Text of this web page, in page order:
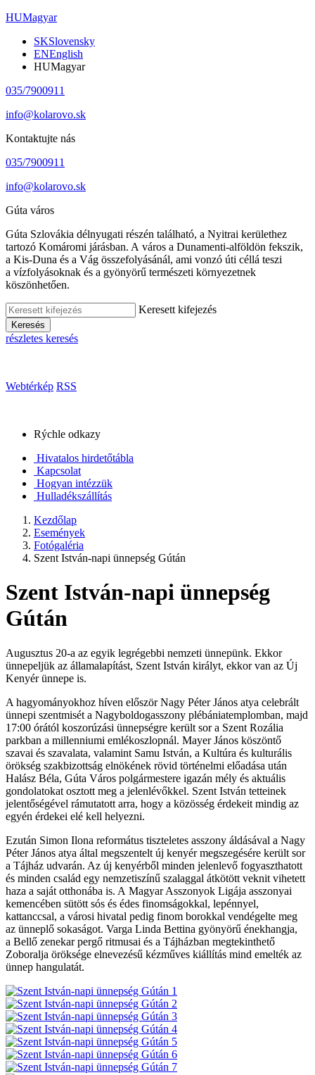
HUMagyar
SKSlovensky
ENEnglish
HUMagyar
035/7900911
info@kolarovo.sk
Kontaktujte nás
035/7900911
info@kolarovo.sk
Gúta város
Gúta Szlovákia délnyugati részén található, a Nyitrai kerülethez
tartozó Komáromi járásban. A város a Dunamenti-alföldön fekszik,
a Kis-Duna és a Vág összefolyásánál, ami vonzó úti céllá teszi
a vízfolyásoknak és a gyönyörű természeti környezetnek
köszönhetően.
Keresett kifejezés
Keresés
részletes keresés
Webtérkép RSS
Rýchle odkazy
Hivatalos hirdetőtábla
Kapcsolat
Hogyan intézzük
Hulladékszállítás
Kezdőlap
Események
Fotógaléria
Szent István-napi ünnepség Gútán
Szent István-napi ünnepség
Gútán
Augusztus 20-a az egyik legrégebbi nemzeti ünnepünk. Ekkor
ünnepeljük az államalapítást, Szent István királyt, ekkor van az Új
Kenyér ünnepe is.
A hagyományokhoz híven először Nagy Péter János atya celebrált
ünnepi szentmisét a Nagyboldogasszony plébániatemplomban, majd
17:00 órától koszorúzási ünnepségre került sor a Szent Rozália
parkban a millenniumi emlékoszlopnál. Mayer János köszöntő
szavai és szavalata, valamint Samu István, a Kultúra és kulturális
örökség szakbizottság elnökének rövid történelmi előadása után
Halász Béla, Gúta Város polgármestere igazán mély és aktuális
gondolatokat osztott meg a jelenlévőkkel. Szent István tetteinek
jelentőségével rámutatott arra, hogy a közösség érdekeit mindig az
egyén érdekei elé kell helyezni.
Ezután Simon Ilona református tiszteletes asszony áldásával a Nagy
Péter János atya által megszentelt új kenyér megszegésére került sor
a Tájház udvarán. Az új kenyérből minden jelenlevő fogyaszthatott
és minden család egy nemzetiszínű szalaggal átkötött veknit vihetett
haza a saját otthonába is. A Magyar Asszonyok Ligája asszonyai
kemencében sütött sós és édes finomságokkal, lepénnyel,
kattanccsal, a városi hivatal pedig finom borokkal vendégelte meg
az ünneplő sokaságot. Varga Linda Bettina gyönyörű énekhangja,
a Bellő zenekar pergő ritmusai és a Tájházban megtekinthető
Zoboralja öröksége elnevezésű kézműves kiállítás mind emelték az
ünnep hangulatát.